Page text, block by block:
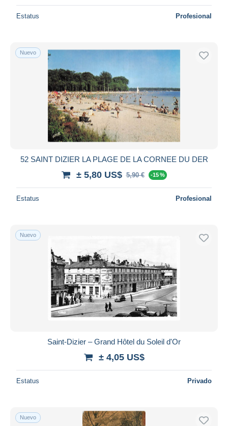
Estatus Profesional
Nuevo
52 SAINT DIZIER LA PLAGE DE LA CORNEE DU DER
± 5,80 US$ 5,90 € -15 %
Estatus Profesional
Nuevo
Saint-Dizier – Grand Hôtel du Soleil d'Or
± 4,05 US$
Estatus Privado
Nuevo